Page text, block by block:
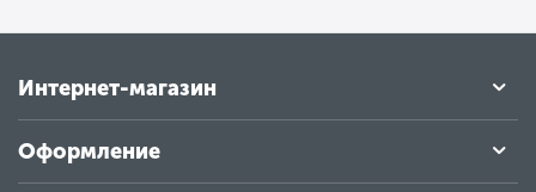
Интернет-магазин
Оформление